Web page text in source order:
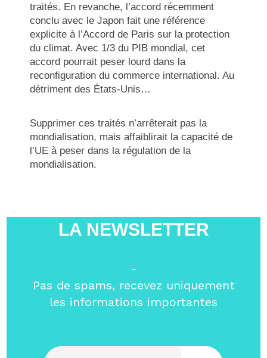
traités. En revanche, l’accord récemment
conclu avec le Japon fait une référence
explicite à l’Accord de Paris sur la protection
du climat. Avec 1/3 du PIB mondial, cet
accord pourrait peser lourd dans la
reconfiguration du commerce international. Au
détriment des États-Unis…
Supprimer ces traités n’arrêterait pas la
mondialisation, mais affaiblirait la capacité de
l’UE à peser dans la régulation de la
mondialisation.
LA NEWSLETTER
-
Pas de spams, recevez uniquement
les informations importantes